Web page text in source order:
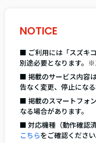
NOTICE
■ ご利用には「スズキ
別途必要となります。
■ 掲載のサービス内容
告なく変更、停止になる
■ 掲載のスマートフォ
なる場合があります。
■ 対応機種（動作確認
こちらをご確認ください